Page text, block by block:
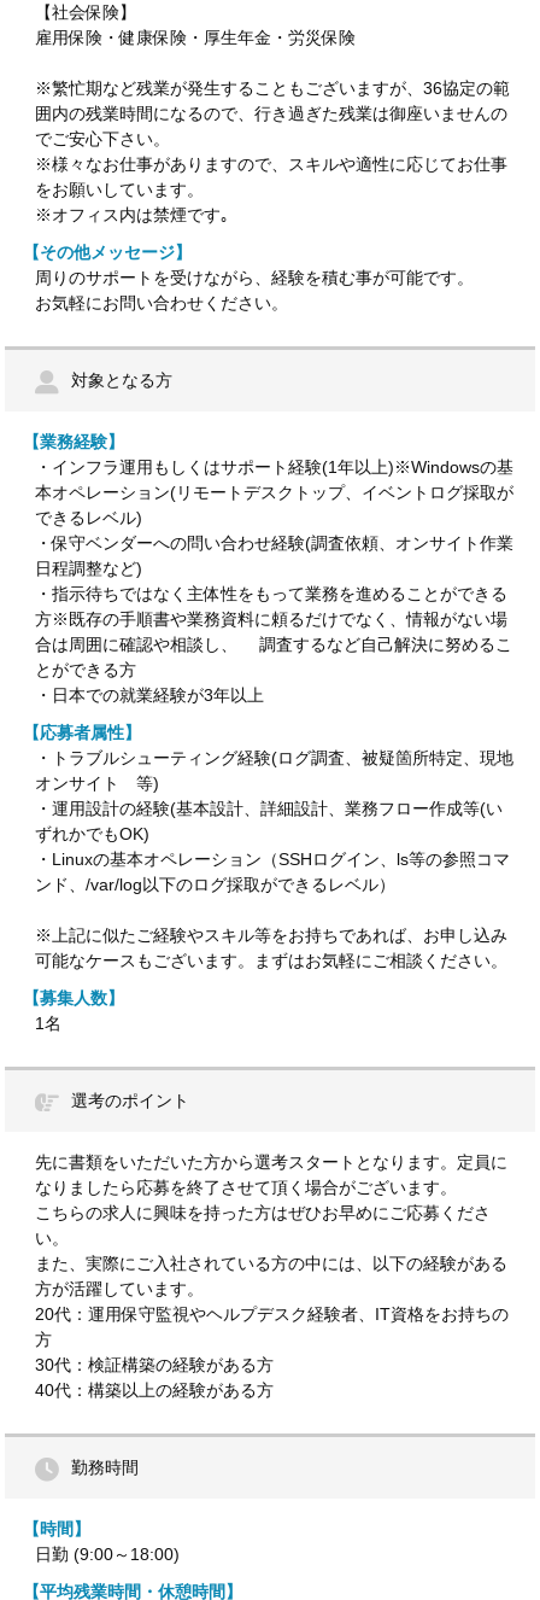
【社会保険】
雇用保険・健康保険・厚生年金・労災保険
※繁忙期など残業が発生することもございますが、36協定の範
囲内の残業時間になるので、行き過ぎた残業は御座いませんの
でご安心下さい。
※様々なお仕事がありますので、スキルや適性に応じてお仕事
をお願いしています。
※オフィス内は禁煙です｡
【その他メッセージ】
周りのサポートを受けながら、経験を積む事が可能です。
お気軽にお問い合わせください。
対象となる方
【業務経験】
・インフラ運用もしくはサポート経験(1年以上)※Windowsの基
本オペレーション(リモートデスクトップ、イベントログ採取が
できるレベル)
・保守ベンダーへの問い合わせ経験(調査依頼、オンサイト作業
日程調整など)
・指示待ちではなく主体性をもって業務を進めることができる
方※既存の手順書や業務資料に頼るだけでなく、情報がない場
合は周囲に確認や相談し、 調査するなど自己解決に努めるこ
とができる方
・日本での就業経験が3年以上
【応募者属性】
・トラブルシューティング経験(ログ調査、被疑箇所特定、現地
オンサイト 等)
・運用設計の経験(基本設計、詳細設計、業務フロー作成等(い
ずれかでもOK)
・Linuxの基本オペレーション（SSHログイン、ls等の参照コマ
ンド、/var/log以下のログ採取ができるレベル）
※上記に似たご経験やスキル等をお持ちであれば、お申し込み
可能なケースもございます。まずはお気軽にご相談ください。
【募集人数】
1名
選考のポイント
先に書類をいただいた方から選考スタートとなります。定員に
なりましたら応募を終了させて頂く場合がございます。
こちらの求人に興味を持った方はぜひお早めにご応募くださ
い。
また、実際にご入社されている方の中には、以下の経験がある
方が活躍しています。
20代：運用保守監視やヘルプデスク経験者、IT資格をお持ちの
方
30代：検証構築の経験がある方
40代：構築以上の経験がある方
勤務時間
【時間】
日勤 (9:00～18:00)
【平均残業時間・休憩時間】